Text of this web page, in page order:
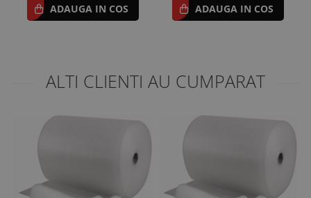
ADAUGA IN COS ADAUGA IN COS
ALTI CLIENTI AU CUMPARAT